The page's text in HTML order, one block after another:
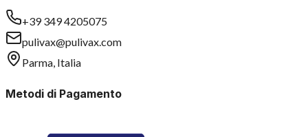
+39 349 4205075
pulivax@pulivax.com
Parma, Italia
Metodi di Pagamento